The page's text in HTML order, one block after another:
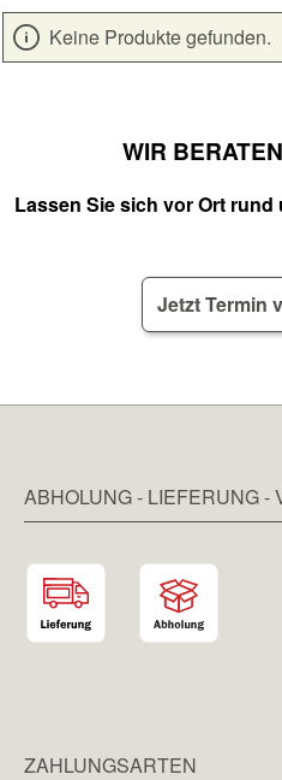
Keine Produkte gefunden.
WIR
Lassen Sie sich vor Ort rund
Jetzt Termin
ABHOLUNG - LIEFERUNG -
ZAHLUNGSARTEN